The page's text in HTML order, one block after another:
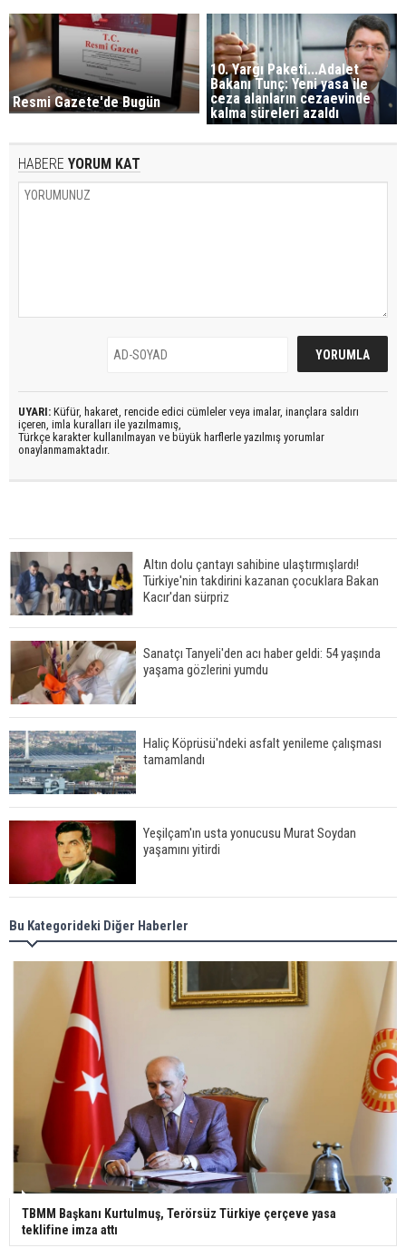
Resmi Gazete'de Bugün
10. Yargı Paketi...Adalet
Bakanı Tunç: Yeni yasa ile
ceza alanların cezaevinde
kalma süreleri azaldı
HABERE YORUM KAT
UYARI: Küfür, hakaret, rencide edici cümleler veya imalar, inançlara saldırı
içeren, imla kuralları ile yazılmamış,
Türkçe karakter kullanılmayan ve büyük harflerle yazılmış yorumlar
onaylanmamaktadır.
Altın dolu çantayı sahibine ulaştırmışlardı!
Türkiye'nin takdirini kazanan çocuklara Bakan
Kacır'dan sürpriz
Sanatçı Tanyeli'den acı haber geldi: 54 yaşında
yaşama gözlerini yumdu
Haliç Köprüsü'ndeki asfalt yenileme çalışması
tamamlandı
Yeşilçam'ın usta yonucusu Murat Soydan
yaşamını yitirdi
Meral Akşener ile Müsavat Dervişoğlu cenazede
görüntülendi
29 Mayıs okullar tatil mi?
Bilim kurgu gerçekleşiyor... Dondurulmuş
insanları hayata döndürecek keşif
Ünlü türkücü Mahmut Tuncer estetik operasyon
geçirdi: Son hali gündem oldu
Bu Kategorideki Diğer Haberler
TBMM Başkanı Kurtulmuş, Terörsüz Türkiye çerçeve yasa
teklifine imza attı